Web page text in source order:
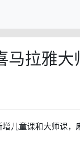
马拉雅大
儿童课和大师课